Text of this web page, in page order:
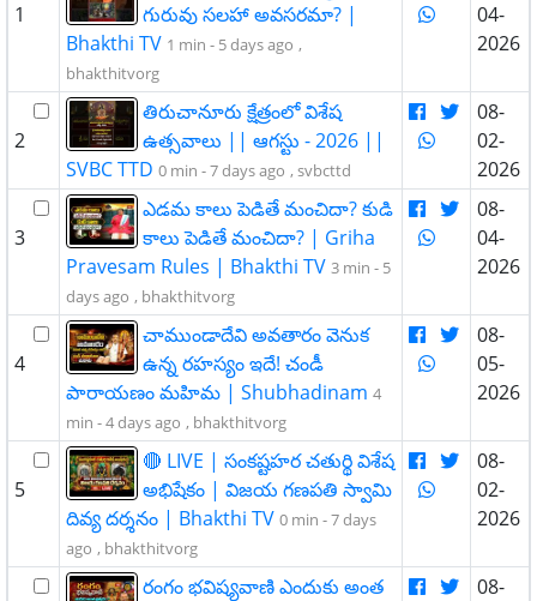
1
గురువు సలహా అవసరమా? |
Bhakthi TV 1 min - 5 days ago ,
bhakthitvorg
04-
2026
2
​​తిరుచానూరు క్షేత్రంలో విశేష
ఉత్సవాలు || ఆగస్టు - 2026 ||
SVBC TTD 0 min -7 days ago , svbcttd
08-
02-
2026
3
ఎడమ కాలు పెడితే మంచిదా? కుడి
కాలు పెడితే మంచిదా? | Griha
Pravesam Rules | Bhakthi TV 3 min - 5
days ago , bhakthitvorg
08-
04-
2026
4
చాముండాదేవి అవతారం వెనుక
ఉన్న రహస్యం ఇదే! చండీ
పారాయణం మహిమ | Shubhadinam 4
min -4 days ago , bhakthitvorg
08-
05-
2026
5
🔴 LIVE | సంకష్టహర చతుర్థి విశేష
అభిషేకం | విజయ గణపతి స్వామి
దివ్య దర్శనం | Bhakthi TV 0 min -7 days
ago , bhakthitvorg
08-
02-
2026
రంగం భవిష్యవాణి ఎందుకు అంత
08-